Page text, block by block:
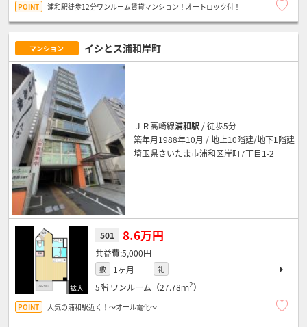
浦和駅徒歩12分ワンルーム賃貸マンション！オートロック付！
マンション イシとス浦和岸町
ＪＲ高崎線浦和駅 / 徒歩5分
築年月1988年10月 / 地上10階建/地下1階建
埼玉県さいたま市浦和区岸町7丁目1-2
501 8.6万円
5,000円
敷 1ヶ月 礼
5階 ワンルーム（27.78ｍ2）
人気の浦和駅近く！～オール電化～